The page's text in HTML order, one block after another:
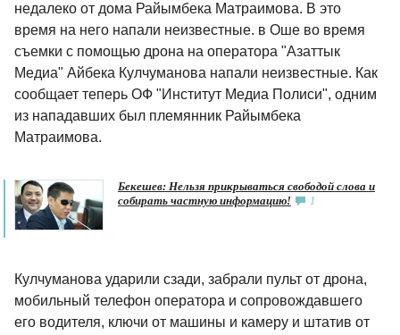
недалеко от дома Райымбека Матраимова. В это
время на него напали неизвестные. в Оше во время
съемки с помощью дрона на оператора "Азаттык
Медиа" Айбека Кулчуманова напали неизвестные. Как
сообщает теперь ОФ "Институт Медиа Полиси", одним
из нападавших был племянник Райымбека
Матраимова.
Бекешев: Нельзя прикрываться свободой слова и
собирать частную информацию!
1
Кулчуманова ударили сзади, забрали пульт от дрона,
мобильный телефон оператора и сопровождавшего
его водителя, ключи от машины и камеру и штатив от